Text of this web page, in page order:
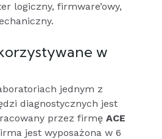
logiczny, firmware’owy,
w
jednym z
diagnostycznych jest
przez firmę ACE
jest wyposażona w 6